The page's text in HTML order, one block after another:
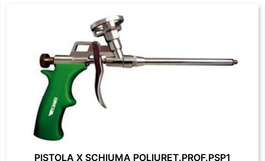
PISTOLA X SCHIUMA POLIURET.PROF.PSP1